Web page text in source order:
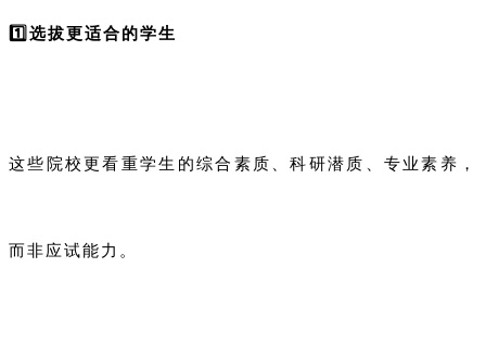
1️⃣选拔更适合的学生
这些院校更看重学生的综合素质、科研潜质、专业素养，
而非应试能力。